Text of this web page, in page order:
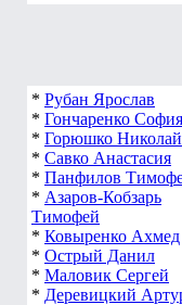
* Рубан Ярослав
* Гончаренко София
* Горюшко Николай
* Савко Анастасия
* Панфилов
* Азаров-Кобзарь
Тимофей
* Ковыренко Ахмед
* Острый Данил
* Маловик Сергей
* Деревицкий